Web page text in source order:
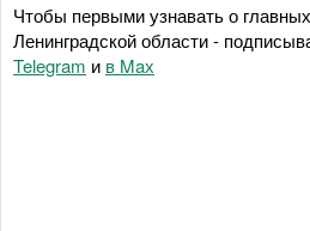
Чтобы первыми узнавать о
Ленинградской области -
Telegram и в Maх